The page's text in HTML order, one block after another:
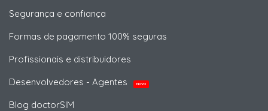
Segurança e confiança
Formas de pagamento 100% seguras
Profissionais e distribuidores
Desenvolvedores - Agentes
NOVO
Blog doctorSIM